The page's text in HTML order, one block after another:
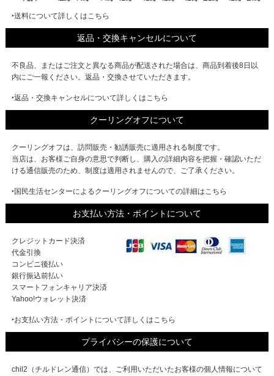
‣送料について詳しくはこちら
返品・交換キャンセルについて
不良品、またはご注文と異なる商品が配送された場合は、商品到着後8日以
内にご一報ください。返品・交換させていただきます。
‣返品・交換キャンセルについて詳しくはこちら
クーリングオフについて
クーリングオフは、訪問販売・勧誘販売に適用される制度です。
当店は、お客様ご自身の意思で判断し、購入の詳細内容を把握・確認いただ
ける通信販売のため、制度は適用されませんので、ご了承ください。
‣国民生活センターによるクーリングオフについての詳細はこちら
お支払い方法・ポイントについて
クレジットカード決済
代金引換
コンビニ後払い
銀行振込前払い
スマートフォンキャリア決済
Yahoo!ウォレット決済
‣お支払い方法・ポイントについて詳しくはこちら
プライバシーの保護について
chil2（チルドレン通信）では、ご利用いただいたお客様の個人情報について